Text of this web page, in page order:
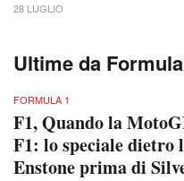
28 LUGLIO
Ultime da
FORMULA 1
F1, Quando la
F1: lo speciale dietro
Enstone prima di